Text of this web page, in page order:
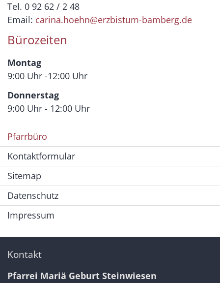
Tel. 0 92 62 / 2 48
Email: carina.hoehn@erzbistum-bamberg.de
Bürozeiten
Montag
9:00 Uhr -12:00 Uhr
Donnerstag
9:00 Uhr - 12:00 Uhr
Pfarrbüro
Kontaktformular
Sitemap
Datenschutz
Impressum
Kontakt
Pfarrei Mariä Geburt Steinwiesen